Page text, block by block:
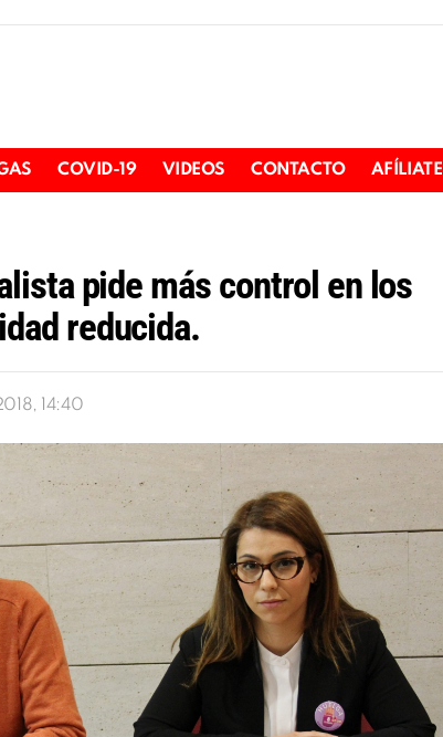
COVID-19 VIDEOS CONTACTO AFÍLIATE
pide más control en los
reducida.
14:40